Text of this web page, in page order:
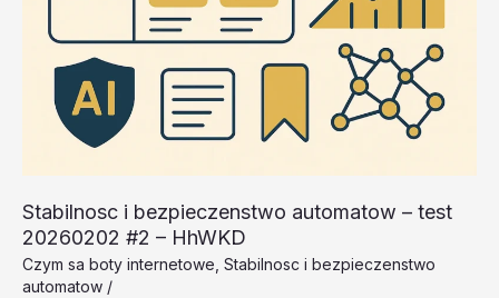
Stabilnosc i bezpieczenstwo automatow – test
20260202 #2 – HhWKD
Czym sa boty internetowe Stabilnosc i bezpieczenstwo
automatow /